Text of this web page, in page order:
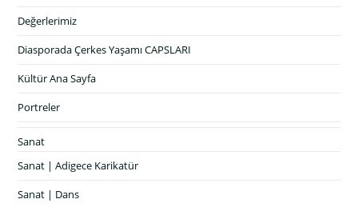
Değerlerimiz
Diasporada Çerkes Yaşamı CAPSLARI
Kültür Ana Sayfa
Portreler
Sanat
Sanat | Adigece Karikatür
Sanat | Dans